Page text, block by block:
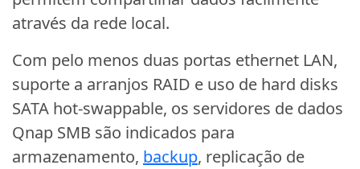
através da rede local.
Com pelo menos duas portas ethernet LAN,
suporte a arranjos RAID e uso de hard disks
SATA hot-swappable, os servidores de dados
Qnap SMB são indicados para
armazenamento, backup, replicação de